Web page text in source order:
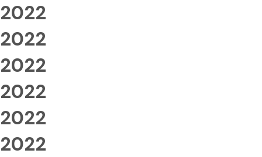
2022
2022
2022
2022
2022
2022